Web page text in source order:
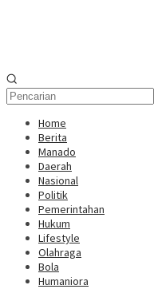
Home
Berita
Manado
Daerah
Nasional
Politik
Pemerintahan
Hukum
Lifestyle
Olahraga
Bola
Humaniora